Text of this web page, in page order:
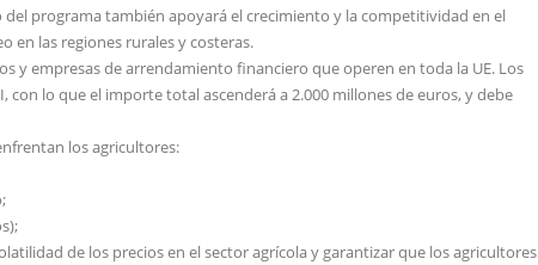
programa también apoyará el crecimiento y la competitividad en el
en las regiones rurales y costeras.
y empresas de arrendamiento financiero que operen en toda la UE. Los
lo que el importe total ascenderá a 2.000 millones de euros, y debe
los agricultores:
de los precios en el sector agrícola y garantizar que los agricultores